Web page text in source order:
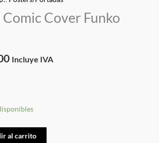
Cover Funko
Incluye IVA
al carrito